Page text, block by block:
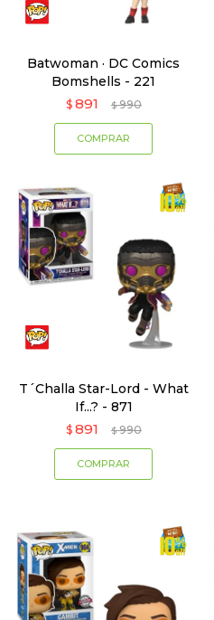
Batwoman · DC Comics
Bomshells - 221
$ 891 $ 990
T´Challa Star-Lord - What
If...? - 871
$ 891 $ 990